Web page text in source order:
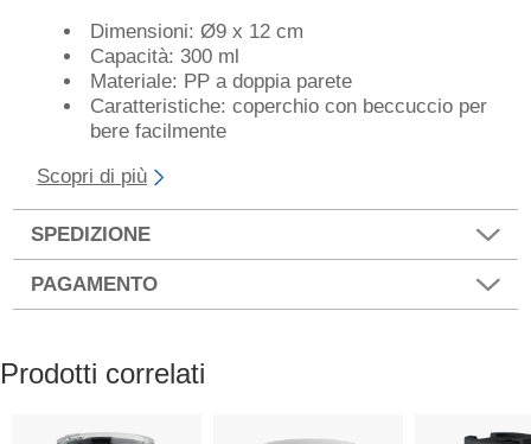
Dimensioni: Ø9 x 12 cm
Capacità: 300 ml
Materiale: PP a doppia parete
Caratteristiche: coperchio con beccuccio per
bere facilmente
Scopri di più
SPEDIZIONE
PAGAMENTO
Prodotti correlati